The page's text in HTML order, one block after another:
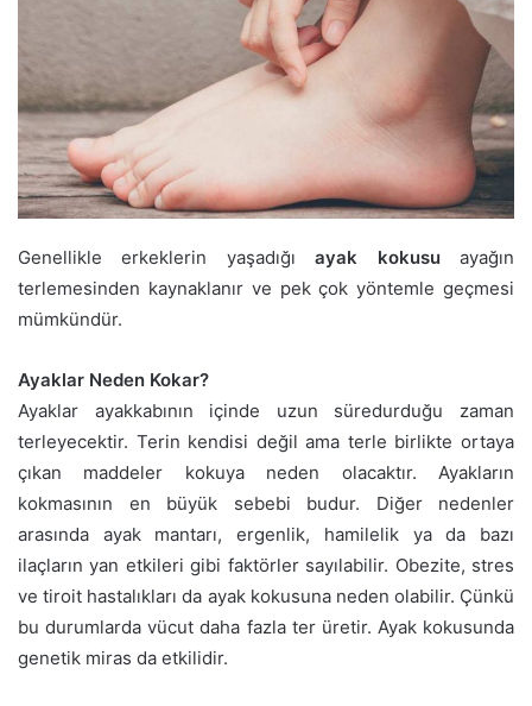
Genellikle erkeklerin yaşadığıayak kokusuayağın
terlemesinden kaynaklanır ve pek çok yöntemle geçmesi
mümkündür.
Ayaklar Neden Kokar?
Ayaklar ayakkabının içinde uzun süredurduğu zaman
terleyecektir. Terin kendisi değil ama terle birlikte ortaya
çıkan maddeler kokuya neden olacaktır. Ayakların
kokmasının en büyük sebebi budur. Diğer nedenler
arasında ayak mantarı, ergenlik, hamilelik ya da bazı
ilaçların yan etkileri gibi faktörler sayılabilir. Obezite, stres
ve tiroit hastalıkları da ayak kokusuna neden olabilir. Çünkü
bu durumlarda vücut daha fazla ter üretir. Ayak kokusunda
genetik miras da etkilidir.